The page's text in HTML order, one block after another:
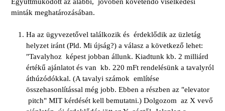
minták meghatározásában.
Ha az ügyvezetővel találkozik és érdeklődik az üzletág
helyzet iránt (Pld. Mi újság?) a válasz a következő lehet:
"Tavalyhoz képest jobban állunk. Kiadtunk kb. 2 milliárd
értékű ajánlatot és van kb. 220 mFt rendelésünk a tavalyról
áthúzódókkal. (A tavalyi számok említése
összehasonlítással még jobb. Ebben a részben az "elevator
pitch" MIT kérdését kell bemutatni.) Dolgozom az X vevő